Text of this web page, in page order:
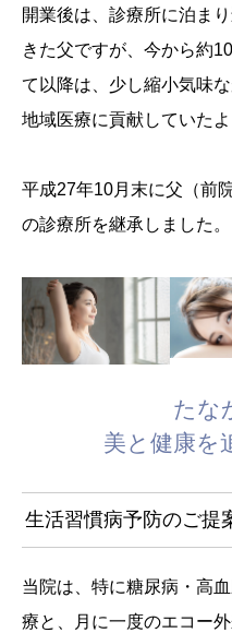
開業後は、診療所に泊ま
きた父ですが、今から約
て以降は、少し縮小気味
地域医療に貢献していたよ
平成27年10月末に父（前
の診療所を継承しました。
たな
美と健康を
生活習慣病予防のご提
当院は、特に糖尿病・高
療と、月に一度のエコー